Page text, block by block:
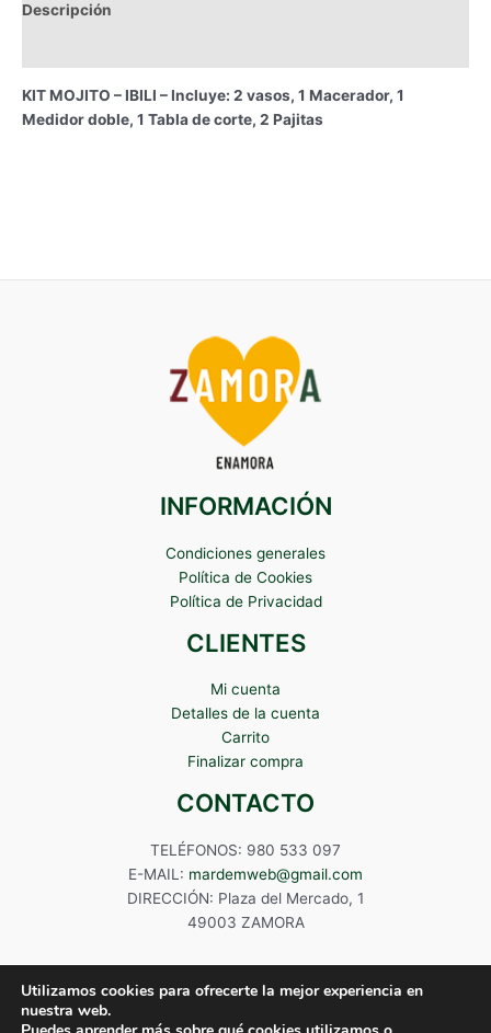
Descripción
KIT MOJITO – IBILI – Incluye: 2 vasos, 1 Macerador, 1
Medidor doble, 1 Tabla de corte, 2 Pajitas
INFORMACIÓN
Condiciones generales
Política de Cookies
Política de Privacidad
CLIENTES
Mi cuenta
Detalles de la cuenta
Carrito
Finalizar compra
CONTACTO
TELÉFONOS: 980 533 097
E-MAIL: mardemweb@gmail.com
DIRECCIÓN: Plaza del Mercado, 1
49003 ZAMORA
Utilizamos cookies para ofrecerte la mejor experiencia en
nuestra web.